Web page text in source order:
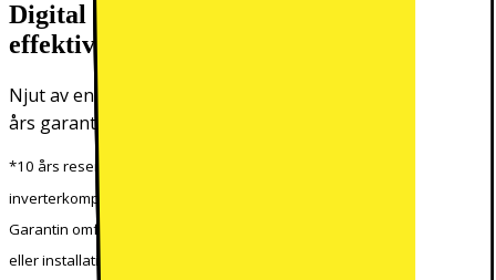
Digital Inverter-teknologi - Hållbar &
effektiv
Njut av en tyst, kraftfull och hållbar prestanda med 10
års garanti på den digitala inverterkompressorn.*
*10 års reservdelsgaranti gäller endast den digitala
inverterkompressorn i kylskåp och frysar, sålda fr.om. 1 april 2026.
Garantin omfattar inga andra kostnader såsom arbetskostnader, frakt
eller installation. Fullständiga villkor: